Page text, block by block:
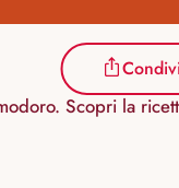
Scopri la